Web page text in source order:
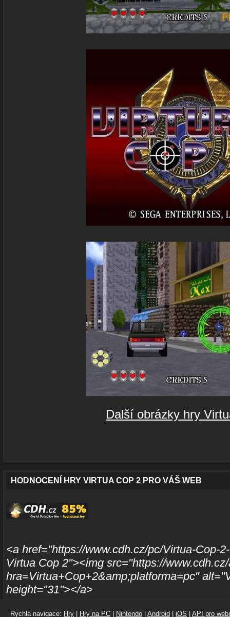
Další obrázky hry
HODNOCENÍ HRY VIRTUA COP 2 PRO VÁŠ WEB
<a href="https://www.cdh.cz/pc/Virtua-Cop-
Virtua Cop 2"><img src="https://
hra=Virtua+Cop+2&amp;platforma=pc"
height="31"></a>
Rychlá navigace: Hry Hry na PC Nintendo Android iOS API pro